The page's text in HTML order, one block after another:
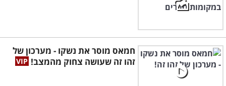
חמאס מוסר את נשקו - מערכון של
זהו זה שעושה צחוק מהמצב!